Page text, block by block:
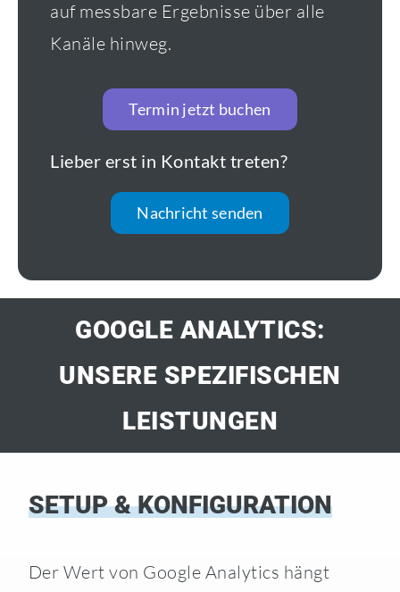
auf messbare Ergebnisse über alle
Kanäle hinweg.
Termin jetzt buchen
Lieber erst in Kontakt treten?
Nachricht senden
GOOGLE ANALYTICS:
UNSERE SPEZIFISCHEN
LEISTUNGEN
SETUP & KONFIGURATION
Der Wert von Google Analytics hängt